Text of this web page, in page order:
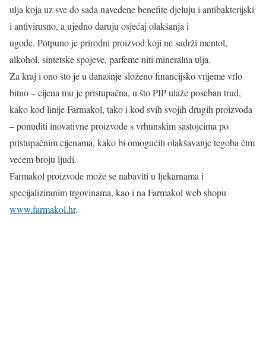
ulja koja uz sve do sada navedene benefite djeluju i antibakterijski
i antivirusno, a ujedno daruju osjećaj olakšanja i
ugode. Potpuno je prirodni proizvod koji ne sadrži mentol,
alkohol, sintetske spojeve, parfeme niti mineralna ulja.
Za kraj i ono što je u današnje složeno financijsko vrijeme vrlo
bitno – cijena mu je pristupačna, u što PIP ulaže poseban trud,
kako kod linije Farmakol, tako i kod svih svojih drugih proizvoda
– ponuditi inovativne proizvode s vrhunskim sastojcima po
pristupačnim cijenama, kako bi omogućili olakšavanje tegoba čim
većem broju ljudi.
Farmakol proizvode može se nabaviti u ljekarnama i
specijaliziranim trgovinama, kao i na Farmakol web shopu
www.farmakol.hr.